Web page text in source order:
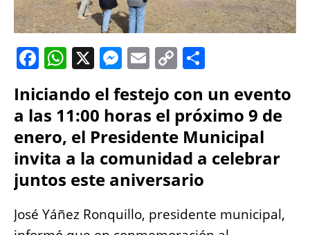
F
a
c
e
b
o
o
k
W
h
at
s
A
p
p
X M
ss
e
n
g
er
E
m
ai
l
C
p
y
Li
n
k
a
re
Iniciando el festejo con un evento
a las 11:00 horas el próximo 9 de
enero, el Presidente Municipal
invita a la comunidad a celebrar
juntos este aniversario
José Yáñez Ronquillo, presidente municipal,